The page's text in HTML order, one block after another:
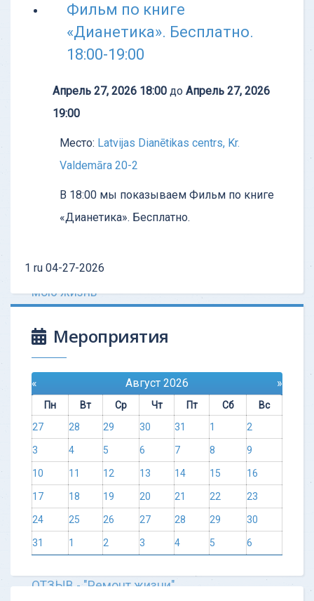
этой жизни менять. Если вас все
устраивает, то здесь не
Узнать больше
ОТЗЫВ - Тест котрый изменил
мою жизнь
«белка в колесе». Я нечаянно
наткнулась на какой-то Оксфордский
Узнать больше
ОТЗЫВ - "Ремонт жизни"
Фильм по книге
«Дианетика». Бесплатно.
18:00-19:00
Апрель 27, 2026 18:00 до Апрель 27, 2026
19:00
Место: Latvijas Dianētikas centrs, Kr.
Valdemāra 20-2
В 18:00 мы показываем Фильм по книге
«Дианетика». Бесплатно.
1 ru 04-27-2026
Мероприятия
« Август 2026 »
Пн Вт Ср Чт Пт Сб
Вс
27
28 29 30 31 1 2
3 4 5 6 7 8 9
10 11 12 13 14 15 16
17 18 19 20 21 22 23
24 25 26 27 28 29 30
31 1 2 3 4 5 6